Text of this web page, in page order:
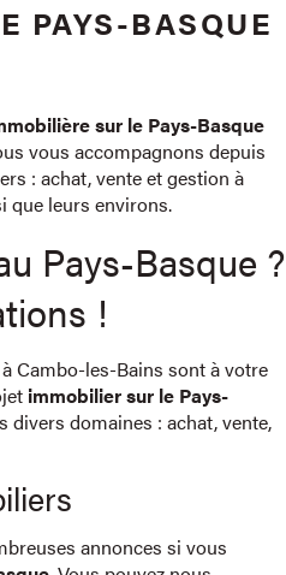
PAYS-BASQUE
sur le Pays-Basque
vous accompagnons depuis
: achat, vente et gestion à
que leurs environs.
Pays-Basque ?
!
Cambo-les-Bains sont à votre
immobilier sur le Pays-
divers domaines : achat, vente,
annonces si vous